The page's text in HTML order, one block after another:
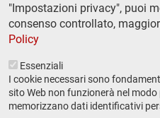
"Impostazioni privacy", puoi
consenso controllato,
Policy
Essenziali
I cookie necessari sono
sito Web non funzionerà nel
memorizzano dati identificativi